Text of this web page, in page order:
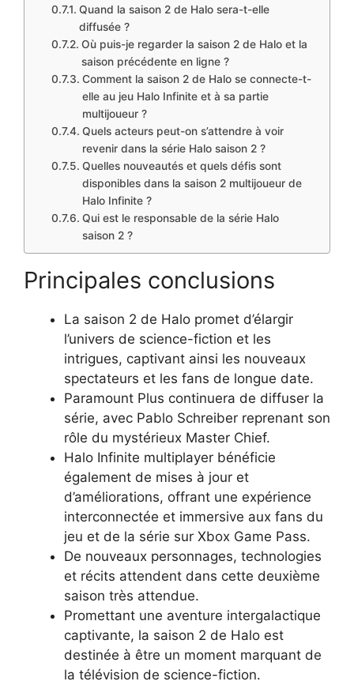
Quand la saison 2 de Halo sera-t-elle
diffusée ?
Où puis-je regarder la saison 2 de Halo et la
saison précédente en ligne ?
Comment la saison 2 de Halo se connecte-t-
elle au jeu Halo Infinite et à sa partie
multijoueur ?
Quels acteurs peut-on s’attendre à voir
revenir dans la série Halo saison 2 ?
Quelles nouveautés et quels défis sont
disponibles dans la saison 2 multijoueur de
Halo Infinite ?
Qui est le responsable de la série Halo
saison 2 ?
Principales conclusions
La saison 2 de Halo promet d’élargir
l’univers de science-fiction et les
intrigues, captivant ainsi les nouveaux
spectateurs et les fans de longue date.
Paramount Plus continuera de diffuser la
série, avec Pablo Schreiber reprenant son
rôle du mystérieux Master Chief.
Halo Infinite multiplayer bénéficie
également de mises à jour et
d’améliorations, offrant une expérience
interconnectée et immersive aux fans du
jeu et de la série sur Xbox Game Pass.
De nouveaux personnages, technologies
et récits attendent dans cette deuxième
saison très attendue.
Promettant une aventure intergalactique
captivante, la saison 2 de Halo est
destinée à être un moment marquant de
la télévision de science-fiction.